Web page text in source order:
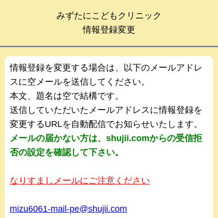
みずたにこどもクリニック
情報登録変更
情報登録を変更する場合は、以下のメールアドレ
スに空メールを送信してください。
本文、題名は空で結構です。
送信していただいたメールアドレスに情報登録を
変更するURLを自動配信でお知らせいたします。
メールの届かない方は、shujii.comからの受信拒
否の設定を確認して下さい。
なりすましメールにご注意ください
mizu6061-mail-pe@shujii.com